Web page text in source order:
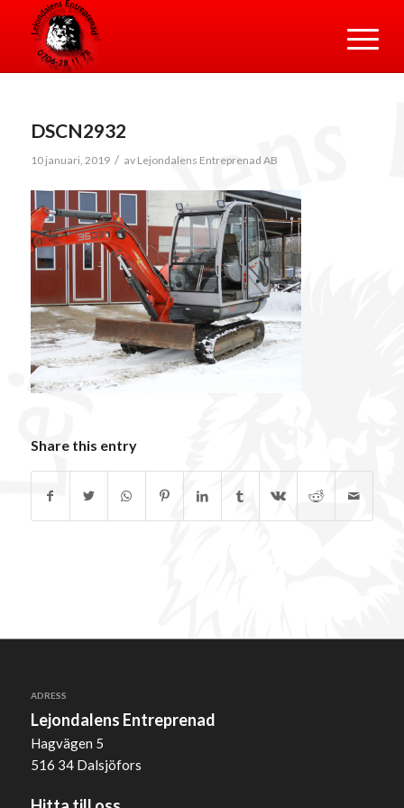
DSCN2932
10 januari, 2019 / av Lejondalens Entreprenad AB
Share this entry
ADRESS
Lejondalens Entreprenad
Hagvägen 5
516 34 Dalsjöfors